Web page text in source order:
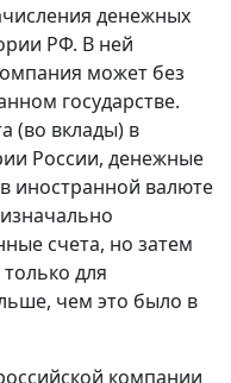
денежных
РФ. В ней
может без
государстве.
(во вклады) в
России, денежные
иностранной валюте
счета, но затем
для
чем это было в
компании